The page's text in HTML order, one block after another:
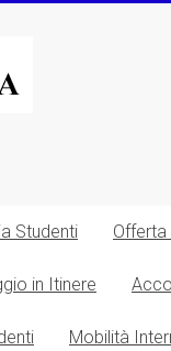
Studenti
in Itinere
Mobilità